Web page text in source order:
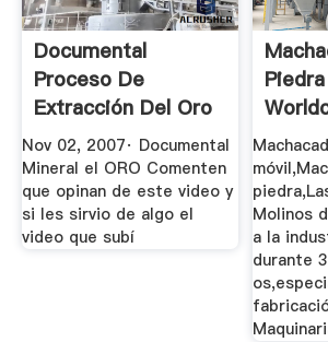
Documental
Proceso De
Extracción Del Oro
Y Su Uso YouTube
Nov 02, 2007· Documental
Mineral el ORO Comenten
que opinan de este video y
si les sirvio de algo el
video que subí
Piedra |
Molinos
a la
durante